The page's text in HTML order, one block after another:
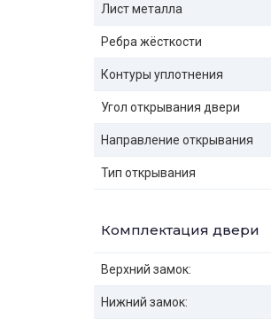
Лист металла
Ребра жёсткости
Контуры уплотнения
Угол открывания двери
Направление открывания
Тип открывания
Комплектация двери
Верхний замок:
Нижний замок: